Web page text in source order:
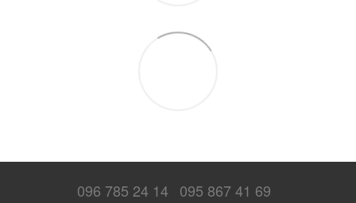
096 785 24 14 095 867 41 69